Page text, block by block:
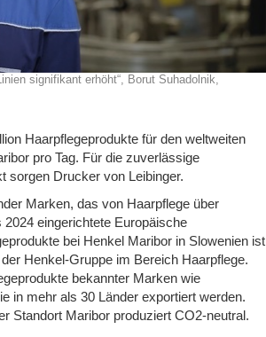
signifikant erhöht“, Borut Suhadolnik,
Haarpflegeprodukte für den weltweiten
pro Tag. Für die zuverlässige
sorgen Drucker von Leibinger.
Marken, das von Haarpflege über
eingerichtete Europäische
bei Henkel Maribor in Slowenien ist
Henkel-Gruppe im Bereich Haarpflege.
bekannter Marken wie
in mehr als 30 Länder exportiert werden.
Standort Maribor produziert CO2-neutral.